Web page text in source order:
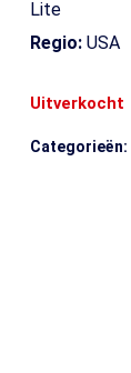
Lite
Regio:USA
Uitverkocht
Categorieën: